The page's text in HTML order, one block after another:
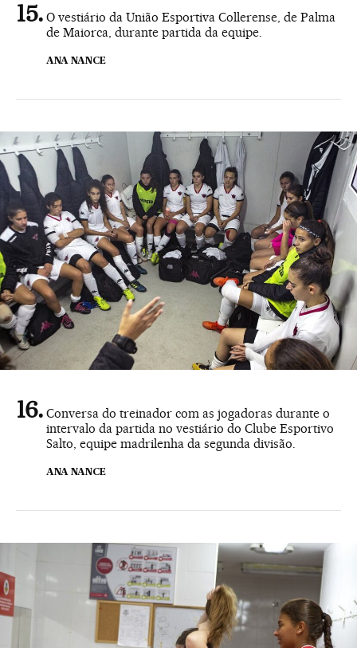
O vestiário da União Esportiva Collerense, de Palma
de Maiorca, durante partida da equipe.
ANA NANCE
Conversa do treinador com as jogadoras durante o
intervalo da partida no vestiário do Clube Esportivo
Salto, equipe madrilenha da segunda divisão.
ANA NANCE